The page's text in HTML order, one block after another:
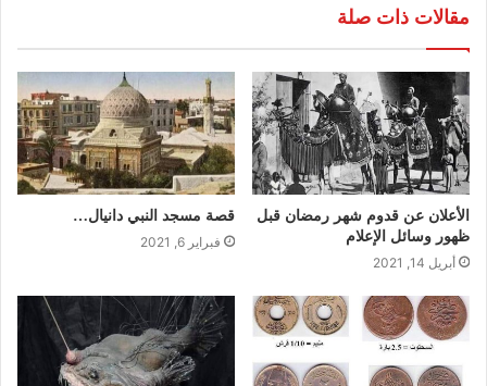
مقالات ذات صلة
الأعلان عن قدوم شهر رمضان قبل
ظهور وسائل الإعلام
أبريل 14, 2021
قصة مسجد النبي دانيال…
فبراير 6, 2021